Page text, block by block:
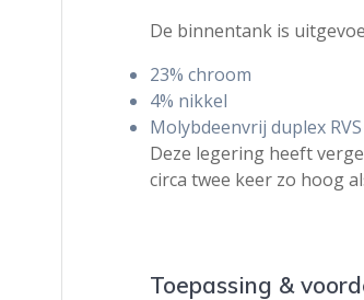
De binnentank is
23% chroom
4% nikkel
Molybdeenvrij duplex RVS
Deze legering heeft
circa twee keer zo hoog
Toepassing &